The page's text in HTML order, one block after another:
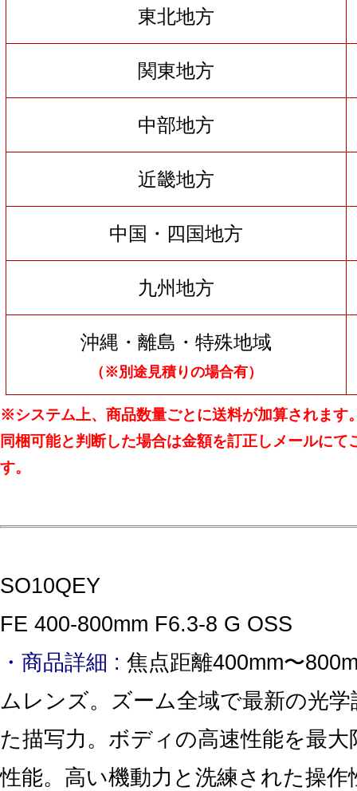
東北地方
関東地方
中部地方
近畿地方
中国・四国地方
九州地方
沖縄・離島・特殊地域
（※別途見積りの場合有）
※システム上、商品数量ごとに送料が加算されます
同梱可能と判断した場合は金額を訂正しメールにて
す。
SO10QEY
FE 400-800mm F6.3-8 G OSS
・商品詳細 : 焦点距離400mm〜
ムレンズ。ズーム全域で最新の光
た描写力。ボディの高速性能を最
性能。高い機動力と洗練された操作